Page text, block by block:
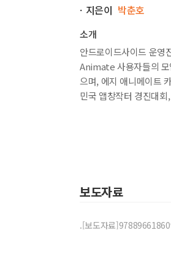
필수 기능 023 출력 형
필수 기능 024 외부 파
필수 기능 026 스테이지
필수 기능 027 Modify
필수 기능 028 타임라
기능 예제 029 키프레
필수 기능 035 가속과
기능 예제 037 곡선 움
ㆍ지은이 박춘호
소개
안드로이드사이드 운영
Animate 사용자들의
으며, 에지 애니메이트
민국 앱창작터 경진대
보도자료
.[보도자료